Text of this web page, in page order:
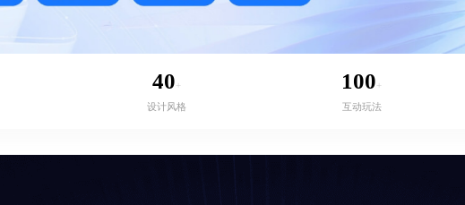
40+
设计风格
100+
互动玩法